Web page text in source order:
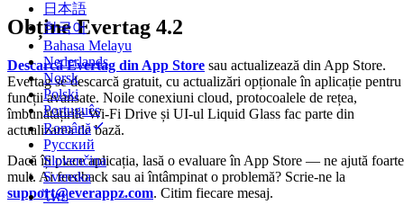
日本語
한국어
Bahasa Melayu
Nederlands
Norsk
Polski
Português
Română
Русский
Slovenčina
Svenska
ไทย
Obține Evertag 4.2
Descarcă Evertag din App Store sau actualizează din App Store.
Evertag se descarcă gratuit, cu actualizări opționale în aplicație pentru
funcții avansate. Noile conexiuni cloud, protocoalele de rețea,
îmbunătățirile Wi-Fi Drive și UI-ul Liquid Glass fac parte din
actualizarea de bază.
Dacă îți place aplicația, lasă o evaluare în App Store — ne ajută foarte
mult. Ai feedback sau ai întâmpinat o problemă? Scrie-ne la
support@everappz.com. Citim fiecare mesaj.